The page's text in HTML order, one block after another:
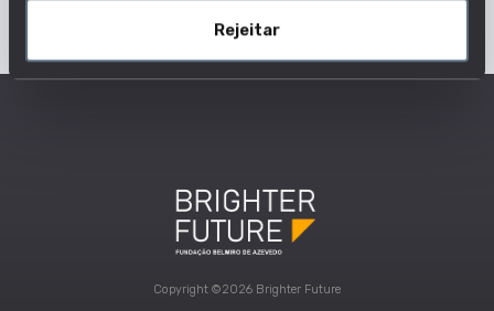
Rejeitar
Copyright ©2026 Brighter Future